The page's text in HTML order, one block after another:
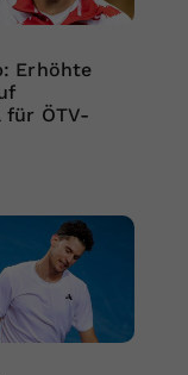
Erhöhte
für ÖTV-